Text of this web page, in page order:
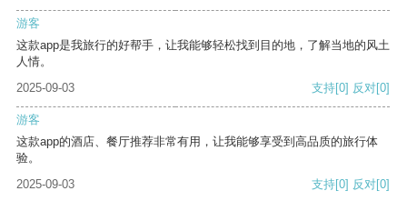
游客
这款app是我旅行的好帮手，让我能够轻松找到目的地，了解当地的风土
人情。
2025-09-03
支持[0] 反对[0]
游客
这款app的酒店、餐厅推荐非常有用，让我能够享受到高品质的旅行体
验。
2025-09-03
支持[0] 反对[0]